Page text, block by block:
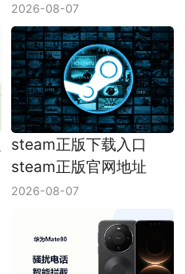
2026-08-07
steam正版下载入口
steam正版官网地址
2026-08-07